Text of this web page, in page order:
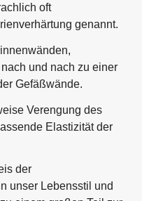
oft
genannt.
und nach zu einer
Gefäßwände.
Verengung des
Elastizität der
der
unser Lebensstil und